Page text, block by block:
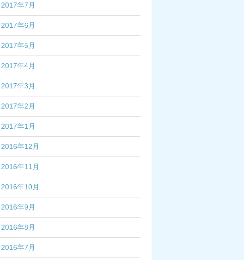
2017年7月
2017年6月
2017年5月
2017年4月
2017年3月
2017年2月
2017年1月
2016年12月
2016年11月
2016年10月
2016年9月
2016年8月
2016年7月